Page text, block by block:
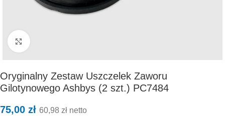
Oryginalny Zestaw Uszczelek Zaworu
Gilotynowego Ashbys (2 szt.) PC7484
75,00 zł 60,98 zł netto